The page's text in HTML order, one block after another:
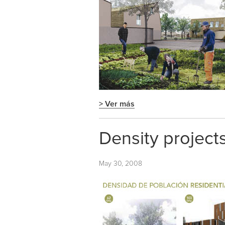
> Ver más
Density
May 30, 2008